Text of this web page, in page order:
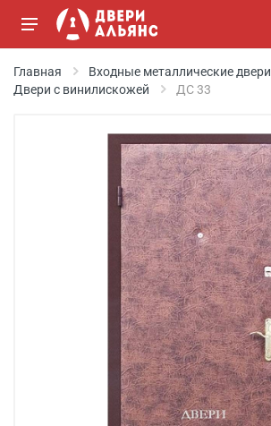
Главная
Входные металлические двери
Двери с винилискожей
ДС 33